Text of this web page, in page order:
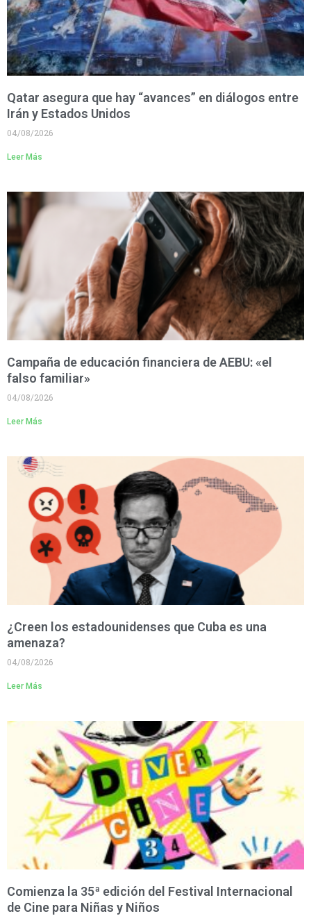
Qatar asegura que hay “avances” en diálogos entre
Irán y Estados Unidos
04/08/2026
Leer Más
Campaña de educación financiera de AEBU: «el
falso familiar»
04/08/2026
Leer Más
¿Creen los estadounidenses que Cuba es una
amenaza?
04/08/2026
Leer Más
Comienza la 35ª edición del Festival Internacional
de Cine para Niñas y Niños